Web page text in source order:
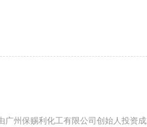
州保赐利化工有限公司创始人投资